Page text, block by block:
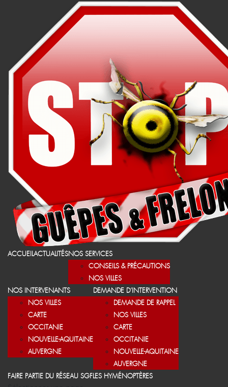
ACCUEILACTUALITÉSNOS SERVICES
CONSEILS & PRÉCAUTIONS
NOS VILLES
NOS INTERVENANTS
NOS VILLES
CARTE
OCCITANIE
NOUVELLE-AQUITAINE
AUVERGNE
DEMANDE D’INTERVENTION
DEMANDE DE RAPPEL
NOS VILLES
CARTE
OCCITANIE
NOUVELLE-AQUITAINE
AUVERGNE
FAIRE PARTIE DU RÉSEAU SGFLES HYMÉNOPTÈRES